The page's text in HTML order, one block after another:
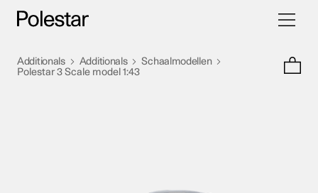
Ga
Additionals > Additionals > Schaalmodellen >
Polestar 3 Scale model 1:43